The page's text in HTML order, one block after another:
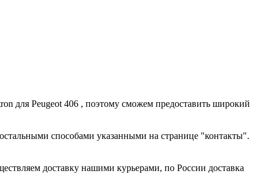
для Peugeot 406 , поэтому сможем предоставить широкий
способами указанными на странице "контакты".
доставку нашими курьерами, по России доставка